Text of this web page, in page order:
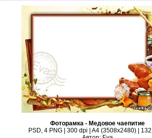
Фоторамка - Медовое чаепитие
PSD, 4 PNG | 300 dpi | A4 (3508x2480) |